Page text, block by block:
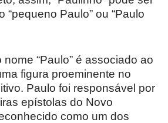
“pequeno Paulo” ou “Paulo
“Paulo” é associado ao
figura proeminente no
Paulo foi responsável por
epístolas do Novo
como um dos